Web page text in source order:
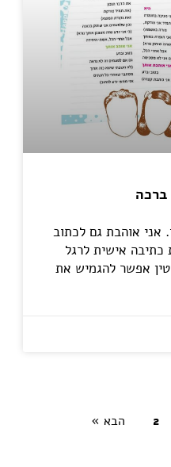
אני אוהבת גם לכתוב
כתיבה אישית לרגל
אפשר להגמיש את
2 הבא »